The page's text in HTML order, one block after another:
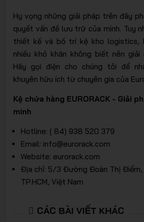
Hy vọng những giải pháp trên đây
quyết vấn đề lưu trữ của mình. Tuy
thiết kế và bố trí kệ kho logistics,
nhiều khó khăn không biết nên
Hãy gọi điện cho chúng tôi để
khuyên hữu ích từ chuyên gia của
Kệ chứa hàng EURORACK - Giải
minh
Hotline: ( 84) 938 520 379
Email: info@eurorack.com
Website: eurorack.com
Địa chỉ: 5/3 Đường Đoàn Thị Điểm,
TP.HCM, Việt Nam
CÁC BÀI VIẾT KHÁC